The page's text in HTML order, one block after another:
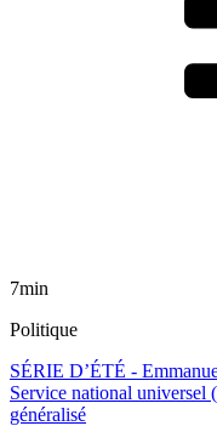
7min
Politique
SÉRIE D’ÉTÉ -
Service national universel
généralisé